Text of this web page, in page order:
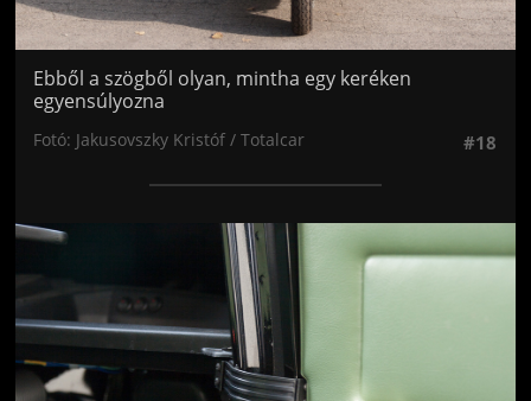
Ebből a szögből olyan, mintha egy keréken
egyensúlyozna
Fotó: Jakusovszky Kristóf / Totalcar #18
Jön még kép!